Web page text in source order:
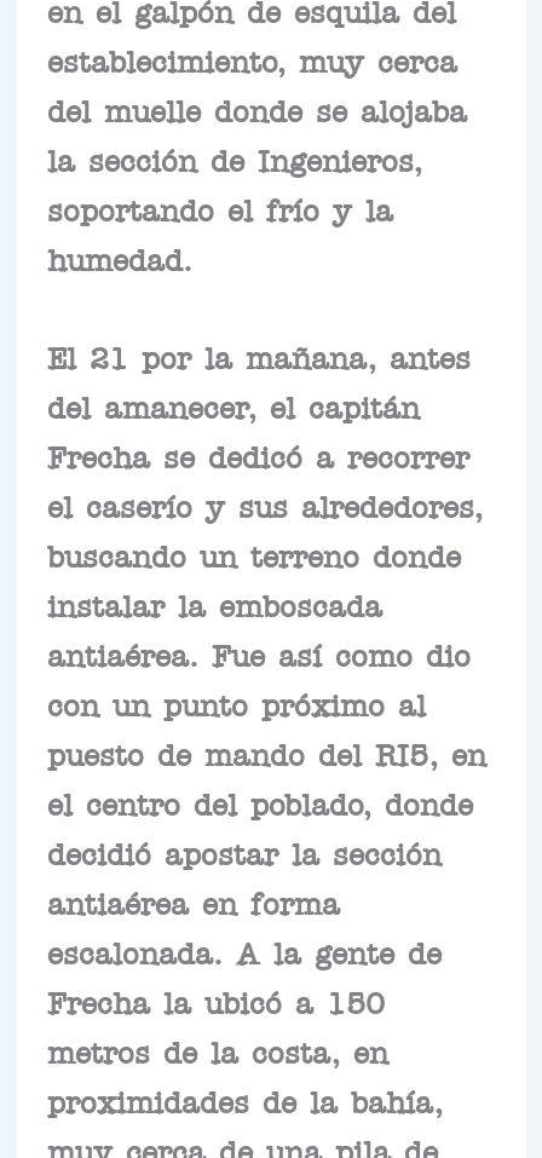
en el galpón de esquila del
establecimiento, muy cerca
del muelle donde se alojaba
la sección de Ingenieros,
soportando el frío y la
humedad.
El 21 por la mañana, antes
del amanecer, el capitán
Frecha se dedicó a recorrer
el caserío y sus alrededores,
buscando un terreno donde
instalar la emboscada
antiaérea. Fue así como dio
con un punto próximo al
puesto de mando del RI5, en
el centro del poblado, donde
decidió apostar la sección
antiaérea en forma
escalonada. A la gente de
Frecha la ubicó a 150
metros de la costa, en
proximidades de la bahía,
muy cerca de una pila de